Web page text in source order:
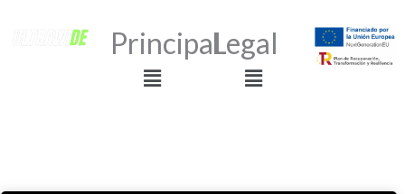
Principal
Menú
Legal
Menú